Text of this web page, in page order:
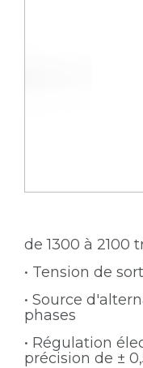
de 1300 à 2100
• Tension de
• Source
phases
• Régulation
précision de ±